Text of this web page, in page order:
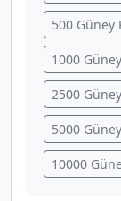
500 Güney
1000
2500
5000
10000